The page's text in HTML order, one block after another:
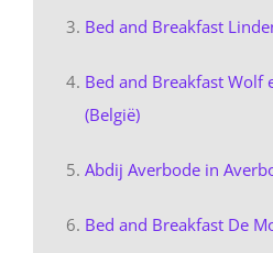
Bed and Breakfast
Bed and Breakfast Wolf
(België)
Abdij Averbode in
Bed and Breakfast De